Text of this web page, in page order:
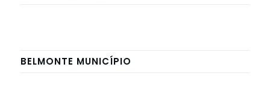
BELMONTE MUNICÍPIO